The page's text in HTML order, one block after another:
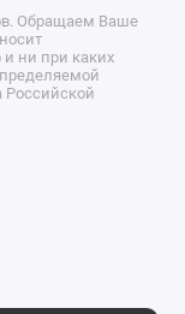
Обращаем Ваше
ни при каких
Российской